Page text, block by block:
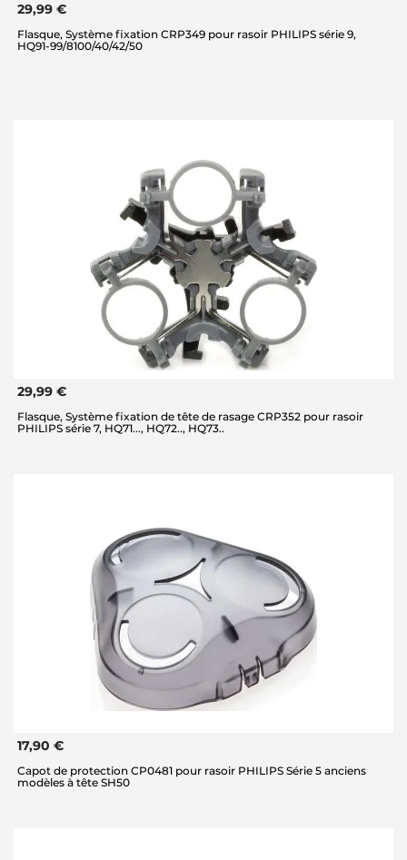
29,99 €
Flasque, Système fixation CRP349 pour rasoir PHILIPS série 9,
HQ91-99/8100/40/42/50
29,99 €
Flasque, Système fixation de tête de rasage CRP352 pour rasoir
PHILIPS série 7, HQ71..., HQ72.., HQ73..
17,90 €
Capot de protection CP0481 pour rasoir PHILIPS Série 5 anciens
modèles à tête SH50